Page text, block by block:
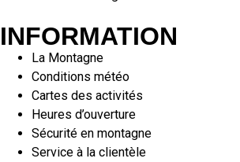
INFORMATION
La Montagne
Conditions météo
Cartes des activités
Heures d’ouverture
Sécurité en montagne
Service à la clientèle